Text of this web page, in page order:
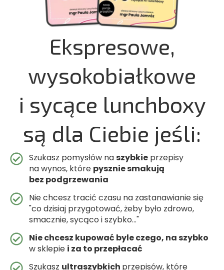
Ekspresowe,
wysokobiałkowe
i sycące lunchboxy
są dla Ciebie jeśli:
Szukasz pomysłów naszybkieprzepisy
na wynos, które pysznie smakują
bez podgrzewania
Nie chcesz tracić czasu na zastanawianie się
"co dzisiaj przygotować, żeby było zdrowo,
smacznie, sycąco i szybko…"
Nie chcesz kupować byle czego, na szybko
w sklepie i za to przepłacać
Szukasz ultraszybkich przepisów, które